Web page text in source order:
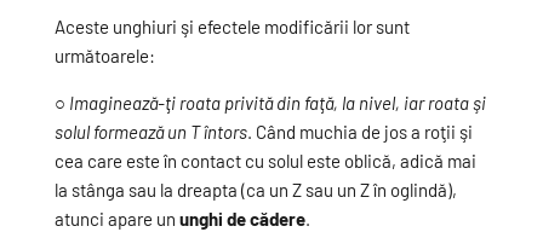
Aceste unghiuri şi efectele modificării lor sunt
următoarele:
○ Imaginează-ţi roata privită din faţă, la nivel, iar roata şi
solul formează un T întors. Când muchia de jos a roţii şi
cea care este în contact cu solul este oblică, adică mai
la stânga sau la dreapta (ca un Z sau un Z în oglindă),
atunci apare un unghi de cădere.